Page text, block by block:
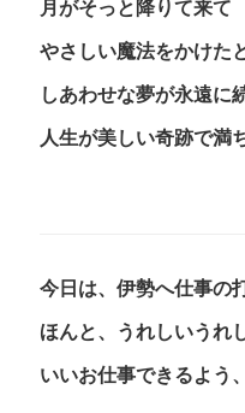
月がそっと降りて来て
やさしい魔法をかけた
しあわせな夢が永遠に
人生が美しい奇跡で満
今日は、伊勢へ仕事の
ほんと、うれしいう
いいお仕事できるよう